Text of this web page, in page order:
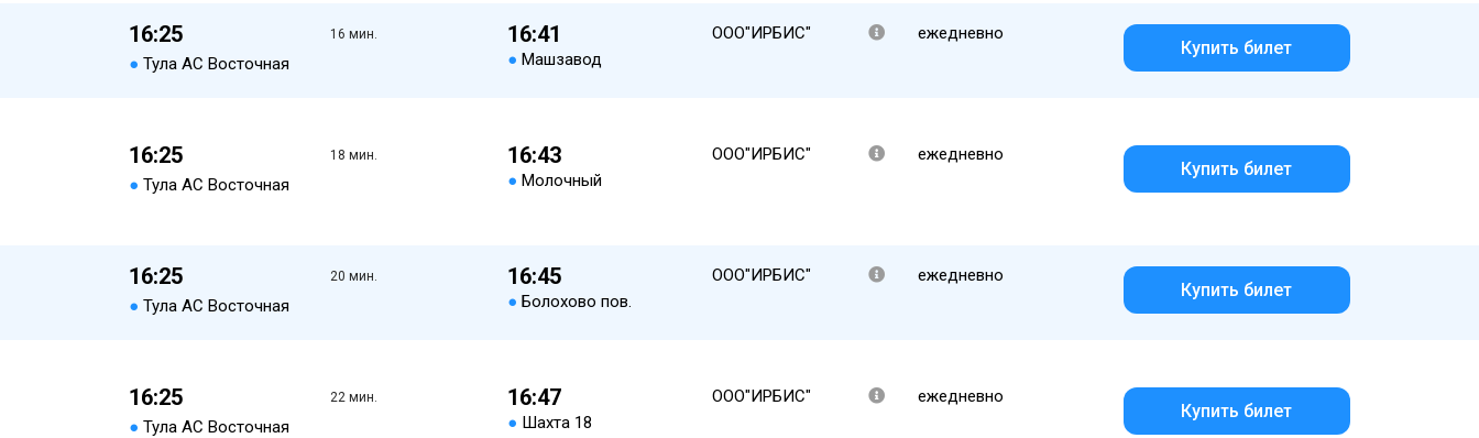
16:25
● Тула АС Восточная
16 мин. 16:41
● Машзавод
ООО"ИРБИС" ежедневно
Купить билет
16:25
● Тула АС Восточная
18 мин. 16:43
● Молочный
ООО"ИРБИС" ежедневно
Купить билет
16:25
● Тула АС Восточная
20 мин. 16:45
● Болохово пов.
ООО"ИРБИС" ежедневно
Купить билет
16:25
● Тула АС Восточная
22 мин. 16:47
● Шахта 18
ООО"ИРБИС" ежедневно
Купить билет